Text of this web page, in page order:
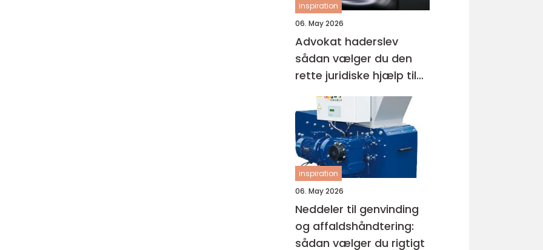
inspiration
06. May 2026
Advokat haderslev
sådan vælger du den
rette juridiske hjælp til
familien
inspiration
06. May 2026
Neddeler til genvinding
og affaldshåndtering:
sådan vælger du rigtigt